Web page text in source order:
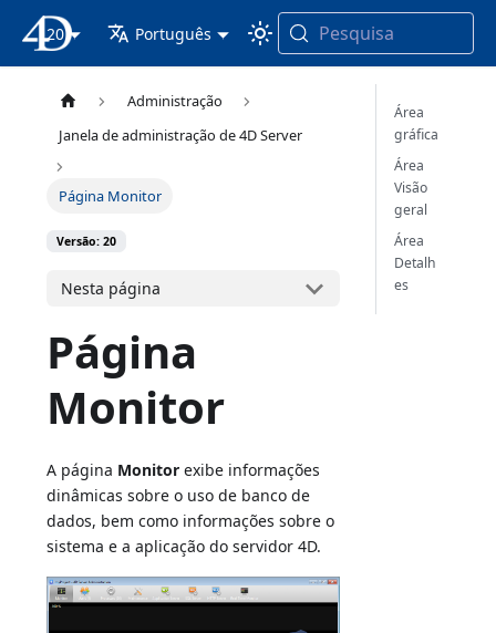
Documentação 4D
20 Português Pesquisa
Administração
Janela de administração de 4D Server
Página Monitor
Versão: 20
Nesta página
Página
Monitor
A página Monitor exibe informações
dinâmicas sobre o uso de banco de
dados, bem como informações sobre o
sistema e a aplicação do servidor 4D.
Área
gráfica
Área
Visão
geral
Área
Detalh
es